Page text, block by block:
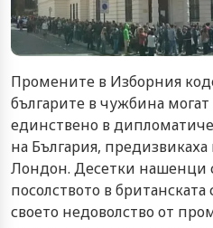
Промените в Изборния
българите в чужбина могат
единствено в
на България,
Лондон. Десетки нашенци
посолството в британската
своето недоволство от